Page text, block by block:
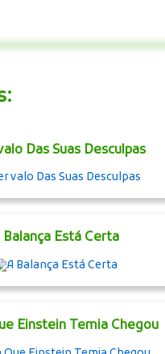
Das Suas Desculpas
Balança Está Certa
Einstein Temia Chegou